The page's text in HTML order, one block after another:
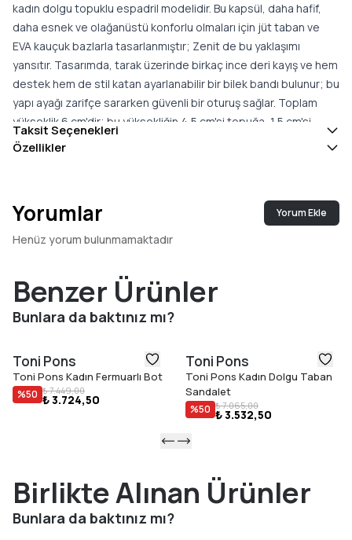
kadın dolgu topuklu espadril modelidir. Bu kapsül, daha hafif,
daha esnek ve olağanüstü konforlu olmaları için jüt taban ve
EVA kauçuk bazlarla tasarlanmıştır; Zenit de bu yaklaşımı
yansıtır. Tasarımda, tarak üzerinde birkaç ince deri kayış ve hem
destek hem de stil katan ayarlanabilir bir bilek bandı bulunur; bu
yapı ayağı zarifçe sararken güvenli bir oturuş sağlar. Toplam
yükseklik 6 cm'dir; bu yüksekliğin 4,5 cm'si topuğa, 1,5 cm'si
platforma aittir ve dengeli bir duruş sunar. Gelişmiş konfor için
çizgisiyle Zenit; yazlık elbiselerden günlük kombinlere kadar
geniş bir yelpazede yer bulur ve şehirde, tatilde aynı rahatlıkla
kullanılabilir. Bu model gerçek bedene uyar; iki beden arasında
ve gün boyu konforu bir arada arayanlar için çok yönlü ve
giyilebilir bir yaz seçeneği oluşturur.
Öne Çıkan Özellikler
Jüt taban + EVA kauçuk baz (Light & Flex)
Dolgu topuk (toplam 6 cm)
Dolgulu iç taban
Taksit Seçenekleri
Özellikler
Yorumlar Yorum Ekle
Henüz yorum bulunmamaktadır
Benzer Ürünler
Bunlara da baktınız mı?
Toni Pons
Toni Pons Kadın Fermuarlı Bot
%50 ₺ 7.449,00
₺ 3.724,50
Toni Pons
Toni Pons Kadın Dolgu Taban
Sandalet
%50 ₺ 7.065,00
₺ 3.532,50
Birlikte Alınan Ürünler
Bunlara da baktınız mı?